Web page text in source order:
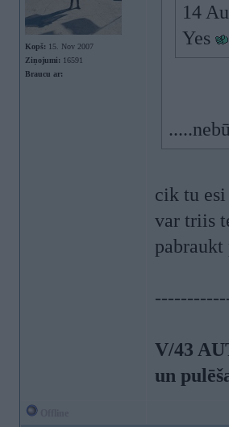
Kopš: 15. Nov 2007
Ziņojumi: 16591
Braucu ar:
14
Yes
cik tu
var triis
V/43
un